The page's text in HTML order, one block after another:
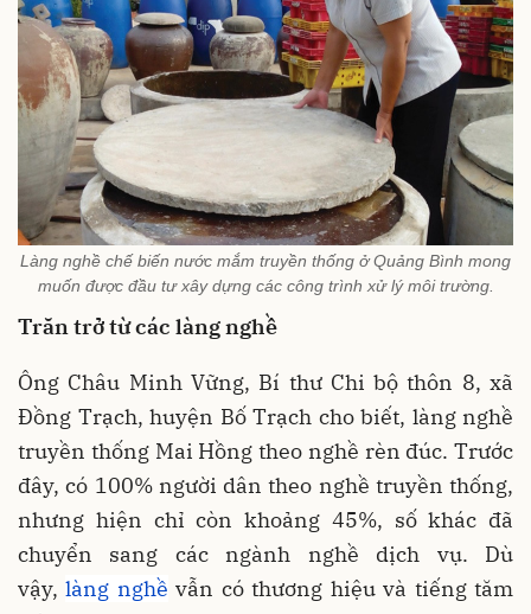
Làng nghề chế biến nước mắm truyền thống ở Quảng Bình mong
muốn được đầu tư xây dựng các công trình xử lý môi trường.
Trăn trở từ các làng nghề
Ông Châu Minh Vững, Bí thư Chi bộ thôn 8, xã
Đồng Trạch, huyện Bố Trạch cho biết, làng nghề
truyền thống Mai Hồng theo nghề rèn đúc. Trước
đây, có 100% người dân theo nghề truyền thống,
nhưng hiện chỉ còn khoảng 45%, số khác đã
chuyển sang các ngành nghề dịch vụ. Dù
vậy,làng nghề vẫn có thương hiệu và tiếng tăm